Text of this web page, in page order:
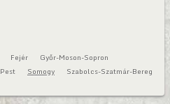
Fejér
Győr-Moson-Sopron
Pest Somogy
Szabolcs-Szatmár-Bereg